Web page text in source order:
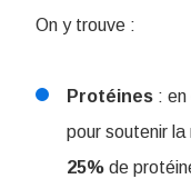
On y trouve :
Protéines :
pour soutenir la
25% de